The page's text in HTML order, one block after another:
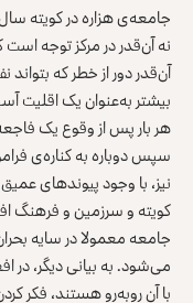
جامعه‌ی هزاره در کویته
نه آن‌قدر در مرکز توجه
آن‌قدر دور از خطر که
بیشتر به‌عنوان یک اقلیت
هر بار پس از وقوع یک
سپس دوباره به کناره‌ی
نیز، با وجود پیوندهای
کویته و سرزمین و فرهنگ
جامعه معمولا در سایه‌
می‌شود. به بیانی دیگر، در
با آن روبه‌رو هستند، فکر